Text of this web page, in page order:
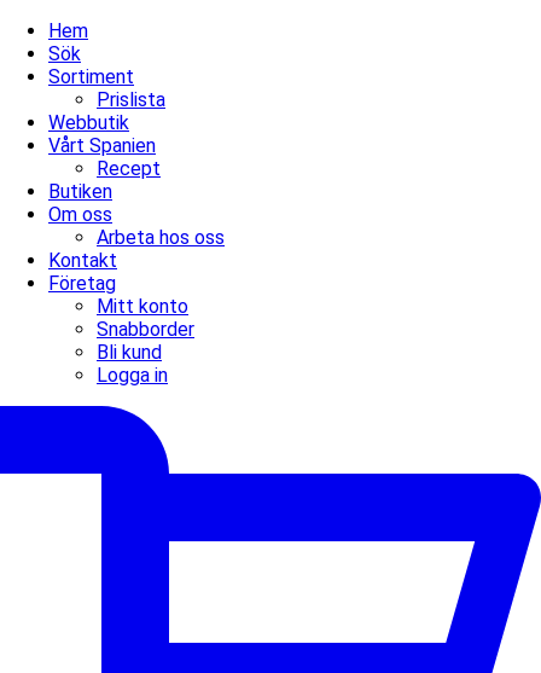
Hem
Sök
Sortiment
Prislista
Webbutik
Vårt Spanien
Recept
Butiken
Om oss
Arbeta hos oss
Kontakt
Företag
Mitt konto
Snabborder
Bli kund
Logga in